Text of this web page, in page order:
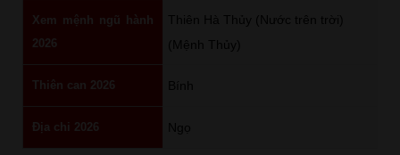
Xem mệnh ngũ hành
2026
Thiên Hà Thủy (Nước trên trời)
(Mệnh Thủy)
Thiên can 2026 Bính
Địa chi 2026 Ngọ